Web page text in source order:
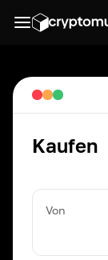
Kaufen
Von